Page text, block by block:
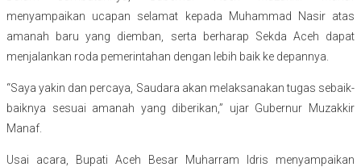
menyampaikan ucapan selamat kepada Muhammad Nasir atas
amanah baru yang diemban, serta berharap Sekda Aceh dapat
menjalankan roda pemerintahan dengan lebih baik ke depannya.
“Saya yakin dan percaya, Saudara akan melaksanakan tugas sebaik-
baiknya sesuai amanah yang diberikan,” ujar Gubernur Muzakkir
Manaf.
Usai acara, Bupati Aceh Besar Muharram Idris menyampaikan